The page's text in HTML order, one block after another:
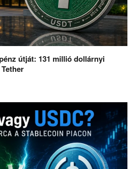
útját: 131 millió dollárnyi